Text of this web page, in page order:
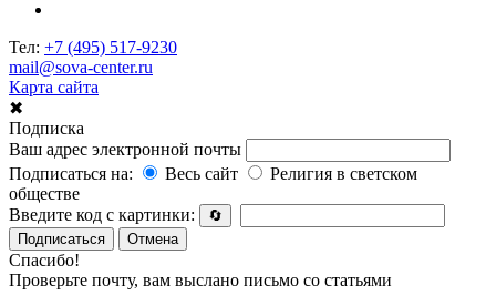
Тел: +7 (495) 517-9230
mail@sova-center.ru
Карта сайта
✖
Подписка
Ваш адрес электронной почты
Подписаться на:
Весь сайт
Религия в светском
обществе
Введите код с картинки:
🔄
Подписаться
Отмена
Спасибо!
Проверьте почту, вам выслано письмо со статьями